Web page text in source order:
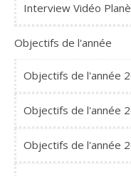
Interview Vidéo
Objectifs de l'année
Objectifs de l'année
Objectifs de l'année
Objectifs de l'année